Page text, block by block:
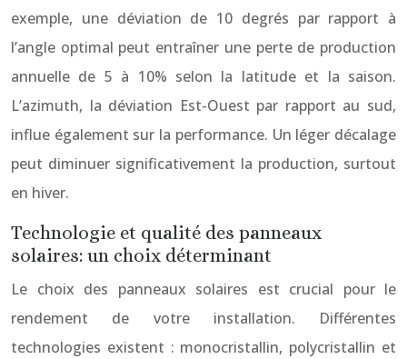
exemple, une déviation de 10 degrés par rapport à
l’angle optimal peut entraîner une perte de production
annuelle de 5 à 10% selon la latitude et la saison.
L’azimuth, la déviation Est-Ouest par rapport au sud,
influe également sur la performance. Un léger décalage
peut diminuer significativement la production, surtout
en hiver.
Technologie et qualité des panneaux
solaires: un choix déterminant
Le choix des panneaux solaires est crucial pour le
rendement de votre installation. Différentes
technologies existent : monocristallin, polycristallin et